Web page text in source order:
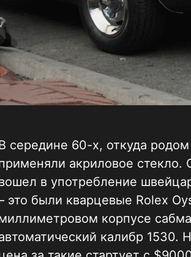
середине 60-х, откуда
акриловое стекло.
в употребление
это были кварцевые Rolex
корпусе
калибр 1530.